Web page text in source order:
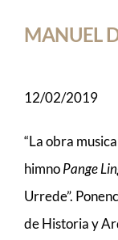
MANUEL
12/02/2019
“La obra
himnoPange
Urrede”.
de Historia y